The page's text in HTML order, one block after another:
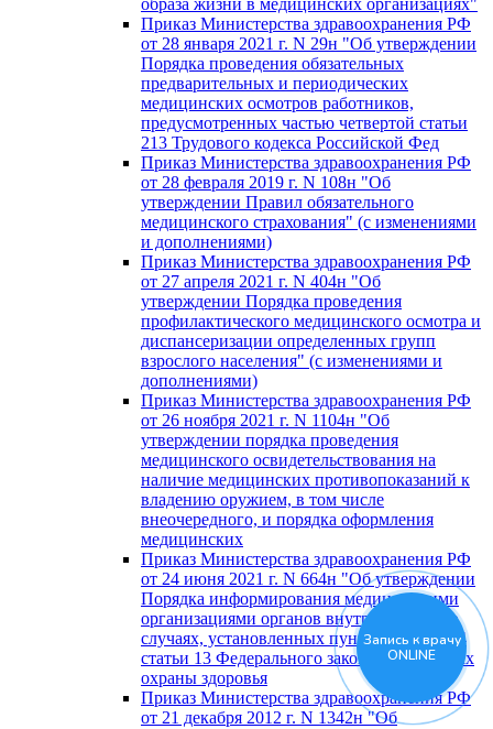
образа жизни в медицинских организациях"
Приказ Министерства здравоохранения РФ
от 28 января 2021 г. N 29н "Об утверждении
Порядка проведения обязательных
предварительных и периодических
медицинских осмотров работников,
предусмотренных частью четвертой статьи
213 Трудового кодекса Российской Фед
Приказ Министерства здравоохранения РФ
от 28 февраля 2019 г. N 108н "Об
утверждении Правил обязательного
медицинского страхования" (с изменениями
и дополнениями)
Приказ Министерства здравоохранения РФ
от 27 апреля 2021 г. N 404н "Об
утверждении Порядка проведения
профилактического медицинского осмотра и
диспансеризации определенных групп
взрослого населения" (с изменениями и
дополнениями)
Приказ Министерства здравоохранения РФ
от 26 ноября 2021 г. N 1104н "Об
утверждении порядка проведения
медицинского освидетельствования на
наличие медицинских противопоказаний к
владению оружием, в том числе
внеочередного, и порядка оформления
медицинских
Приказ Министерства здравоохранения РФ
от 24 июня 2021 г. N 664н "Об утверждении
Порядка информирования медицинскими
организациями органов внутренних дел в
случаях, установленных пунктом 5 части 4
статьи 13 Федерального закона "Об основах
охраны здоровья
Приказ Министерства здравоохранения РФ
от 21 декабря 2012 г. N 1342н "Об
Запись к врачу
ONLINE